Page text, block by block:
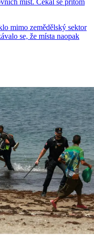
mimo zemědělský sektor
se, že místa naopak